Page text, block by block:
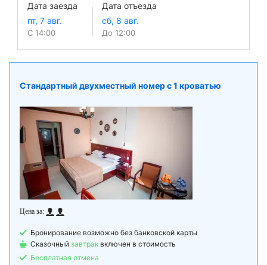
Дата заезда
С 14:00
Дата отъезда
До 12:00
Стандартный двухместный номер с 1 кроватью
Бронирование возможно без банковской карты
Сказочный завтрак включен в стоимость
Бесплатная отмена